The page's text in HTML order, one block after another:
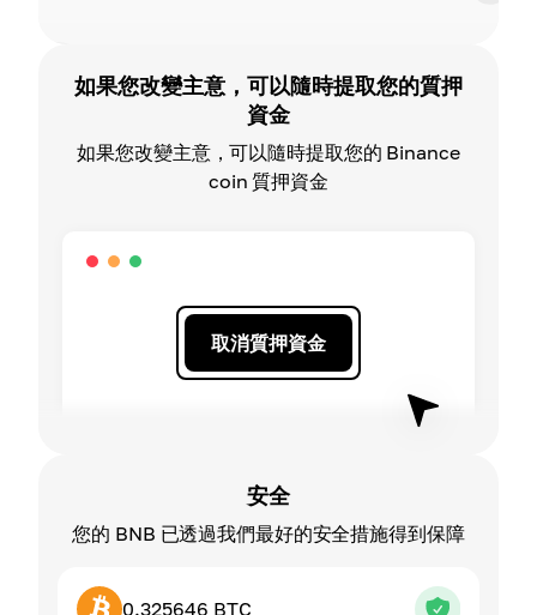
取消質押資金
如果您改變主意，可以隨時提取您的質押
資金
如果您改變主意，可以隨時提取您的 Binance
coin 質押資金
0.325646 BTC
安全
您的 BNB 已透過我們最好的安全措施得到保障